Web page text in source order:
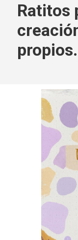
Ratitos
propios.